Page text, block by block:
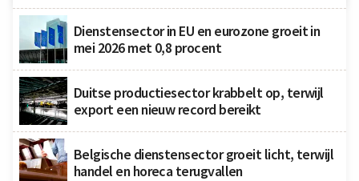
Dienstensector in EU en eurozone groeit in
mei 2026 met 0,8 procent
Duitse productiesector krabbelt op, terwijl
export een nieuw record bereikt
Belgische dienstensector groeit licht, terwijl
handel en horeca terugvallen